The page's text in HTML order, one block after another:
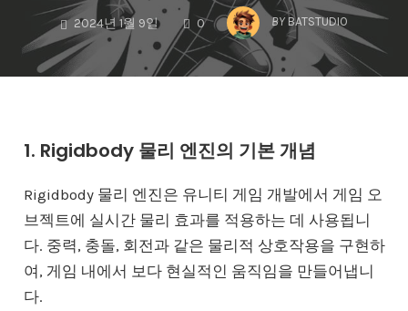
2024년 1월 9일 0
COMMENTS
BY BATSTUDIO
1. Rigidbody 물리 엔진의 기본 개념
Rigidbody 물리 엔진은 유니티 게임 개발에서 게임 오
브젝트에 실시간 물리 효과를 적용하는 데 사용됩니
다. 중력, 충돌, 회전과 같은 물리적 상호작용을 구현하
여, 게임 내에서 보다 현실적인 움직임을 만들어냅니
다.